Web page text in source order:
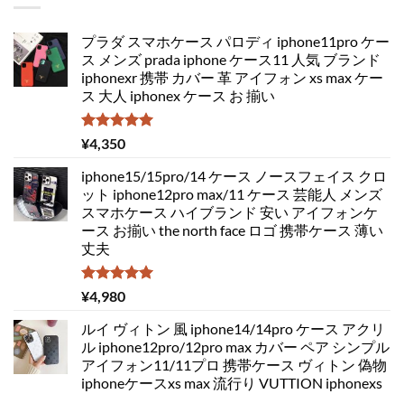
プラダ スマホケース パロディ iphone11pro ケー
ス メンズ prada iphone ケース11 人気 ブランド
iphonexr 携帯 カバー 革 アイフォン xs max ケー
ス 大人 iphonex ケース お 揃い
5段階中
5.00
¥4,350
iphone15/15pro/14 ケース ノースフェイス クロ
ット iphone12pro max/11 ケース 芸能人 メンズ
スマホケース ハイブランド 安い アイフォンケ
ース お揃い the north face ロゴ 携帯ケース 薄い
丈夫
5段階中
5.00
¥4,980
ルイ ヴィトン 風 iphone14/14pro ケース アクリ
ル iphone12pro/12pro max カバー ペア シンプル
アイフォン11/11プロ 携帯ケース ヴィトン 偽物
iphoneケースxs max 流行り VUTTION iphonexs